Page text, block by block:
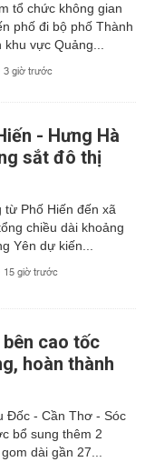
tổ chức không gian
phố đi bộ phố Thành
vực Quảng...
3 giờ trước
- Hưng Hà
sắt đô thị
từ Phố Hiến đến xã
chiều dài khoảng
Yên dự kiến...
15 giờ trước
cao tốc
hoàn thành
Đốc - Cần Thơ - Sóc
bổ sung thêm 2
dài gần 27...